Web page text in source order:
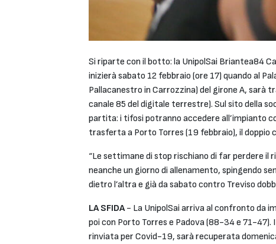
Si riparte con il botto: la UnipolSai Briantea84
inizierà sabato 12 febbraio (ore 17) quando al
Pallacanestro in Carrozzina) del girone A, sarà
canale 85 del digitale terrestre). Sul sito della
partita: i tifosi potranno accedere all’impianto
trasferta a Porto Torres (19 febbraio), il doppio
“Le settimane di stop rischiano di far perdere il
neanche un giorno di allenamento, spingendo
dietro l’altra e già da sabato contro Treviso
LA SFIDA- La UnipolSai arriva al confronto da
poi con Porto Torres e Padova (88-34 e 71-
rinviata per Covid-19, sarà recuperata